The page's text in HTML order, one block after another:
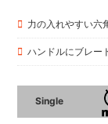
力の入れやすい六
ハンドルにブレー
Single